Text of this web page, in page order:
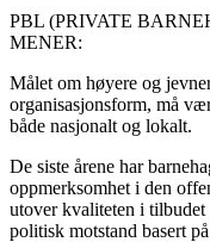
PBL (PRIVATE
MENER:
Målet om høyere og
organisasjonsform, må
både nasjonalt og lokalt.
De siste årene har
oppmerksomhet i den
utover kvaliteten i tilbudet
politisk motstand basert